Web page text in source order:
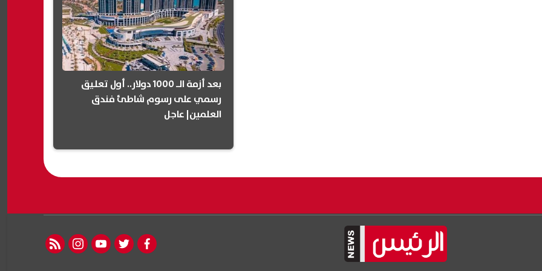
بعد أزمة الـ 1000 دولار.. أول تعليق
رسمي على رسوم شاطئ فندق
العلمين| عاجل
facebook
twitter
youtube
instagram
rss feed